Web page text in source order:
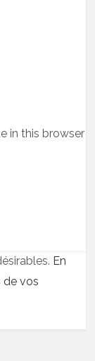
in this browser
En
de vos